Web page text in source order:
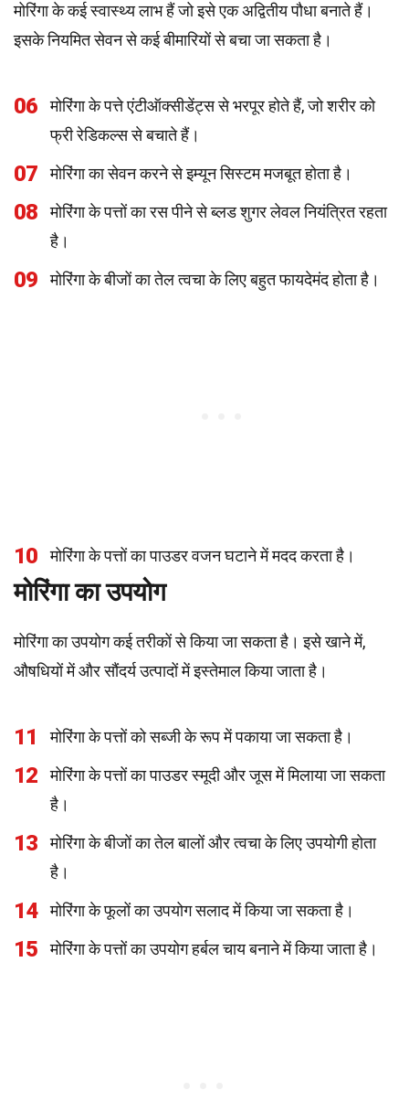
मोरिंगा के कई स्वास्थ्य लाभ हैं जो इसे एक अद्वितीय पौधा बनाते हैं।
इसके नियमित सेवन से कई बीमारियों से बचा जा सकता है।
06
मोरिंगा के पत्ते एंटीऑक्सीडेंट्स से भरपूर होते हैं, जो शरीर को
फ्री रेडिकल्स से बचाते हैं।
07 मोरिंगा का सेवन करने से इम्यून सिस्टम मजबूत होता है।
08
मोरिंगा के पत्तों का रस पीने से ब्लड शुगर लेवल नियंत्रित रहता
है।
09 मोरिंगा के बीजों का तेल त्वचा के लिए बहुत फायदेमंद होता है।
10 मोरिंगा के पत्तों का पाउडर वजन घटाने में मदद करता है।
मोरिंगा का उपयोग
मोरिंगा का उपयोग कई तरीकों से किया जा सकता है। इसे खाने में,
औषधियों में और सौंदर्य उत्पादों में इस्तेमाल किया जाता है।
11 मोरिंगा के पत्तों को सब्जी के रूप में पकाया जा सकता है।
12
मोरिंगा के पत्तों का पाउडर स्मूदी और जूस में मिलाया जा सकता
है।
13
मोरिंगा के बीजों का तेल बालों और त्वचा के लिए उपयोगी होता
है।
14 मोरिंगा के फूलों का उपयोग सलाद में किया जा सकता है।
15 मोरिंगा के पत्तों का उपयोग हर्बल चाय बनाने में किया जाता है।